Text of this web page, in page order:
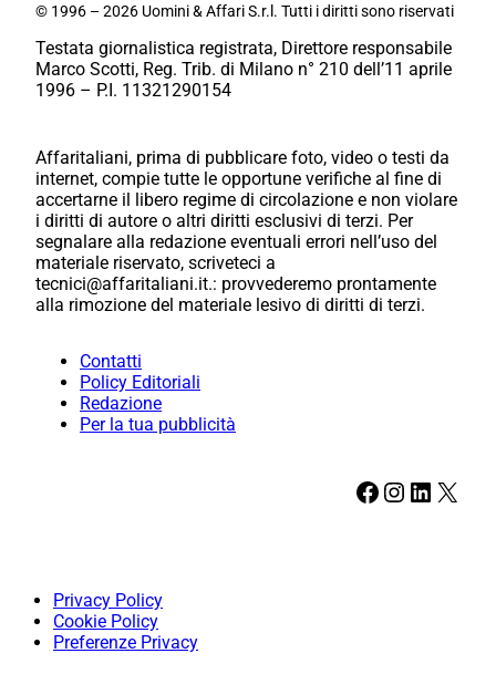
© 1996 – 2026 Uomini & Affari S.r.l. Tutti i diritti sono riservati
Testata giornalistica registrata, Direttore responsabile
Marco Scotti, Reg. Trib. di Milano n° 210 dell’11 aprile
1996 – P.I. 11321290154
Affaritaliani, prima di pubblicare foto, video o testi da
internet, compie tutte le opportune verifiche al fine di
accertarne il libero regime di circolazione e non violare
i diritti di autore o altri diritti esclusivi di terzi. Per
segnalare alla redazione eventuali errori nell’uso del
materiale riservato, scriveteci a
tecnici@affaritaliani.it.: provvederemo prontamente
alla rimozione del materiale lesivo di diritti di terzi.
Contatti
Policy Editoriali
Redazione
Per la tua pubblicità
Facebook Instagram LinkedIn X
Privacy Policy
Cookie Policy
Preferenze Privacy